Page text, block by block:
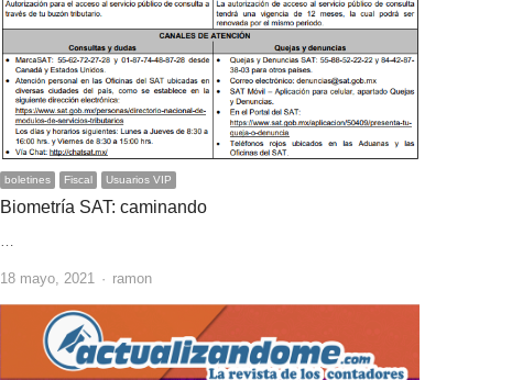
boletines Fiscal Usuarios VIP
Biometría SAT: caminando
18 mayo, 2021 Author
ramon